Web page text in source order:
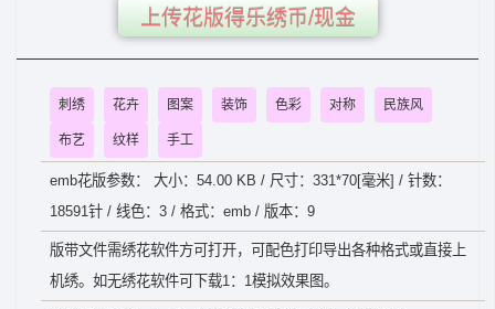
上传花版得乐绣币/现金
刺绣 花卉 图案 装饰 色彩 对称 民族风
布艺 纹样 手工
emb花版参数： 大小：54.00 KB / 尺寸：331*70[毫米] / 针数：
18591针 / 线色：3 / 格式：emb / 版本：9
版带文件需绣花软件方可打开，可配色打印导出各种格式或直接上
机绣。如无绣花软件可下载1：1模拟效果图。